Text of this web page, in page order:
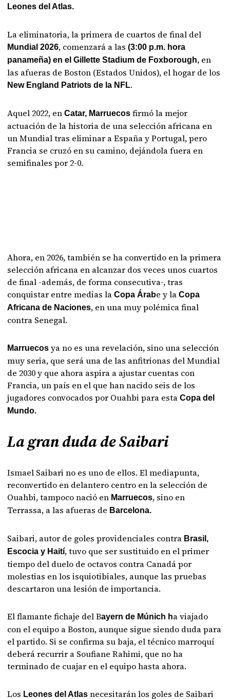
Leones del Atlas.
La eliminatoria, la primera de cuartos de final del
Mundial 2026, comenzará a las(3:00 p.m. hora
panameña) en el Gillette Stadium de Foxborough, en
las afueras de Boston (Estados Unidos), el hogar de los
New England Patriots de la NFL.
Aquel 2022, enCatar, Marruecosfirmó la mejor
actuación de la historia de una selección africana en
un Mundial tras eliminar a España y Portugal, pero
Francia se cruzó en su camino, dejándola fuera en
semifinales por 2-0.
Ahora, en 2026, también se ha convertido en la primera
selección africana en alcanzar dos veces unos cuartos
de final -además, de forma consecutiva-, tras
conquistar entre medias laCopa Árabe y laCopa
Africana de Naciones, en una muy polémica final
contra Senegal.
Marruecos ya no es una revelación, sino una selección
muy seria, que será una de las anfitrionas del Mundial
de 2030 y que ahora aspira a ajustar cuentas con
Francia, un país en el que han nacido seis de los
jugadores convocados por Ouahbi para estaCopa del
Mundo.
La gran duda de Saibari
Ismael Saibari no es uno de ellos. El mediapunta,
reconvertido en delantero centro en la selección de
Ouahbi, tampoco nació en Marruecos, sino en
Terrassa, a las afueras de Barcelona.
Saibari, autor de goles providenciales contra Brasil,
Escocia y Haití, tuvo que ser sustituido en el primer
tiempo del duelo de octavos contra Canadá por
molestias en los isquiotibiales, aunque las pruebas
descartaron una lesión de importancia.
El flamante fichaje del Bayern de Múnich ha viajado
con el equipo a Boston, aunque sigue siendo duda para
el partido. Si se confirma su baja, el técnico marroquí
deberá recurrir a Soufiane Rahimi, que no ha
terminado de cuajar en el equipo hasta ahora.
Los Leones del Atlas necesitarán los goles de Saibari